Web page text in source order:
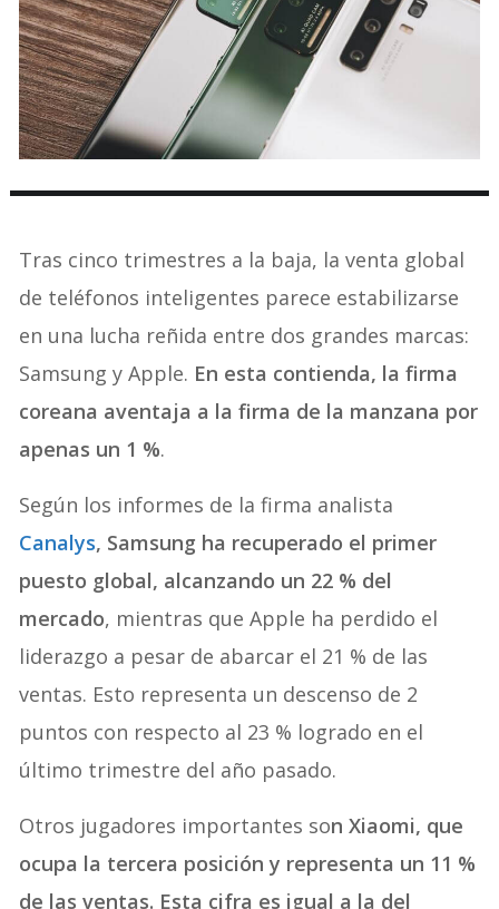
Tras cinco trimestres a la baja, la venta global
de teléfonos inteligentes parece estabilizarse
en una lucha reñida entre dos grandes marcas:
Samsung y Apple. En esta contienda, la firma
coreana aventaja a la firma de la manzana por
apenas un 1 %.
Según los informes de la firma analista
Canalys, Samsung ha recuperado el primer
puesto global, alcanzando un 22 % del
mercado, mientras que Apple ha perdido el
liderazgo a pesar de abarcar el 21 % de las
ventas. Esto representa un descenso de 2
puntos con respecto al 23 % logrado en el
último trimestre del año pasado.
Otros jugadores importantes son Xiaomi, que
ocupa la tercera posición y representa un 11 %
de las ventas. Esta cifra es igual a la del